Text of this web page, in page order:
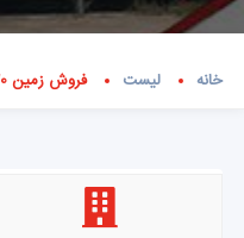
خانه لیست فروش زمین 1670 متری بر جاده مخصوص 4290